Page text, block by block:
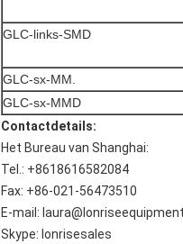
GLC-links-SMD
GLC-sx-MM.
GLC-sx-MMD
Contactdetails:
Het Bureau van Shanghai:
Tel.: +8618616582084
Fax: +86-021-56473510
E-mail:
Skype: lonrisesales